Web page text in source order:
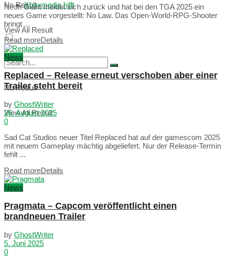
No Result
View All Result
Xboxmedia hilft
No Result
View All Result
Neon Giant meldet sich zurück und hat bei den TGA 2025 ein
neues Game vorgestellt: No Law. Das Open-World-RPG-Shooter
bringt ...
Read moreDetails
News
Replaced – Release erneut verschoben aber einer
Trailer steht bereit
by GhostWriter
26. August 2025
0
Sad Cat Studios neuer Titel Replaced hat auf der gamescom 2025
mit neuem Gameplay mächtig abgeliefert. Nur der Release-Termin
fehlt ...
Read moreDetails
News
Pragmata – Capcom veröffentlicht einen
brandneuen Trailer
by GhostWriter
5. Juni 2025
0